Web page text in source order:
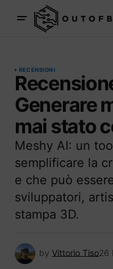
RECENSIONI
Generare
mai stato
Meshy AI: un
semplificare la
e che può
sviluppatori,
stampa 3D.
by Vittorio Tiso26